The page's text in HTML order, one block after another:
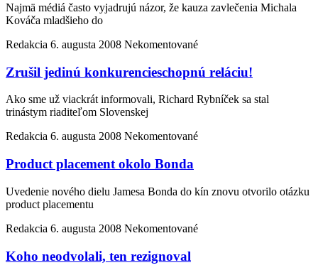
Najmä médiá často vyjadrujú názor, že kauza zavlečenia Michala
Kováča mladšieho do
Redakcia 6. augusta 2008 Nekomentované
Zrušil jedinú konkurencieschopnú reláciu!
Ako sme už viackrát informovali, Richard Rybníček sa stal
trinástym riaditeľom Slovenskej
Redakcia 6. augusta 2008 Nekomentované
Product placement okolo Bonda
Uvedenie nového dielu Jamesa Bonda do kín znovu otvorilo otázku
product placementu
Redakcia 6. augusta 2008 Nekomentované
Koho neodvolali, ten rezignoval